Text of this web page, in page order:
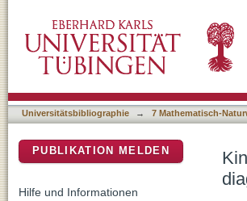
Universitätsbibliographie → 7 Mathematisch-
PUBLIKATION MELDEN
Hilfe und Informationen